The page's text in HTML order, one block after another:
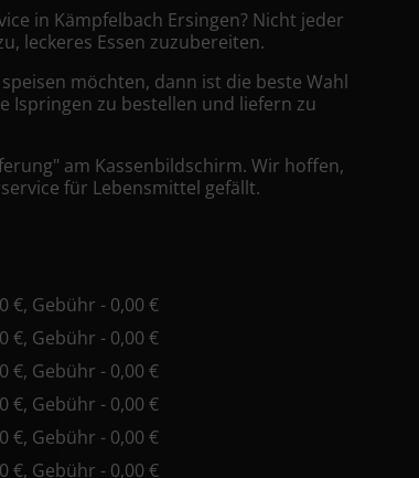
in Kämpfelbach Ersingen? Nicht jeder
leckeres Essen zuzubereiten.
möchten, dann ist die beste Wahl
Ispringen zu bestellen und liefern zu
am Kassenbildschirm. Wir hoffen,
für Lebensmittel gefällt.
€, Gebühr - 0,00 €
€, Gebühr - 0,00 €
€, Gebühr - 0,00 €
€, Gebühr - 0,00 €
€, Gebühr - 0,00 €
€, Gebühr - 0,00 €